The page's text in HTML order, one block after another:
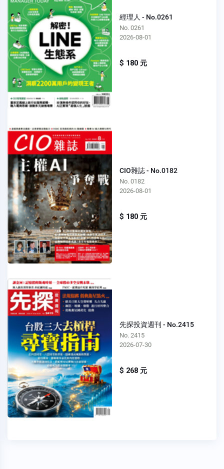
經理人 - No.0261
No. 0261
2026-08-01
$ 180 元
CIO雜誌 - No.0182
No. 0182
2026-08-01
$ 180 元
先探投資週刊 - No.2415
No. 2415
2026-07-30
$ 268 元